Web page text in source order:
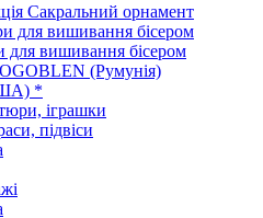
Сакральний орнамент
для вишивання бісером
для вишивання бісером
(Румунія)
*
іграшки
підвіси